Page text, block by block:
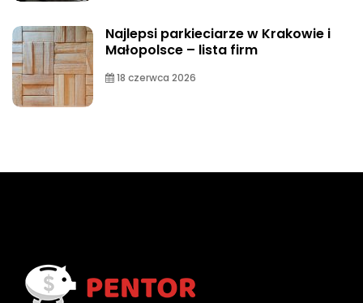
Najlepsi parkieciarze w Krakowie i
Małopolsce – lista firm
18 czerwca 2026